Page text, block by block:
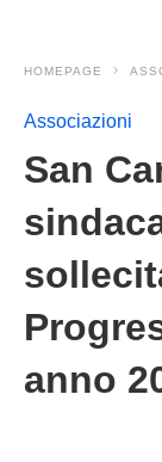
HOMEPAGE
Associazioni
San
anno